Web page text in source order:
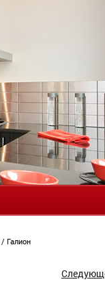
/ Галион